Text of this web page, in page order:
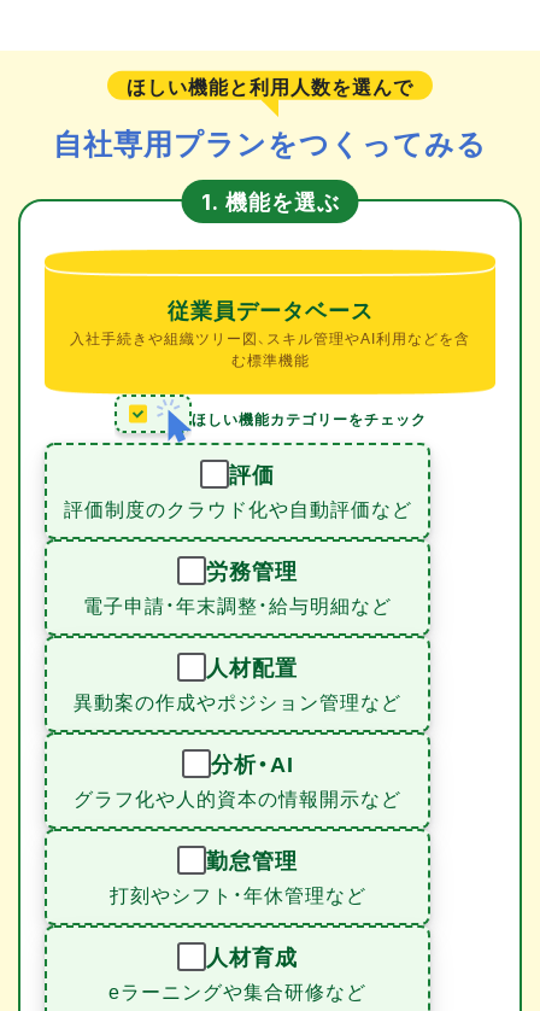
ほしい機能と利用人数を選んで
自社専用プランをつくってみる
1. 機能を選ぶ
従業員データベース
入社手続きや組織ツリー図、スキル管理やAI利用などを含
む標準機能
ほしい機能カテゴリーをチェック
評価
評価制度のクラウド化や自動評価など
労務管理
電子申請・年末調整・給与明細など
人材配置
異動案の作成やポジション管理など
分析・AI
グラフ化や人的資本の情報開示など
勤怠管理
打刻やシフト・年休管理など
人材育成
eラーニングや集合研修など